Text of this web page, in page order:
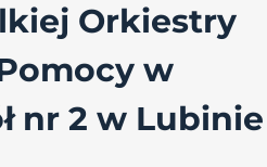
Orkiestry
w
nr 2 w Lubinie